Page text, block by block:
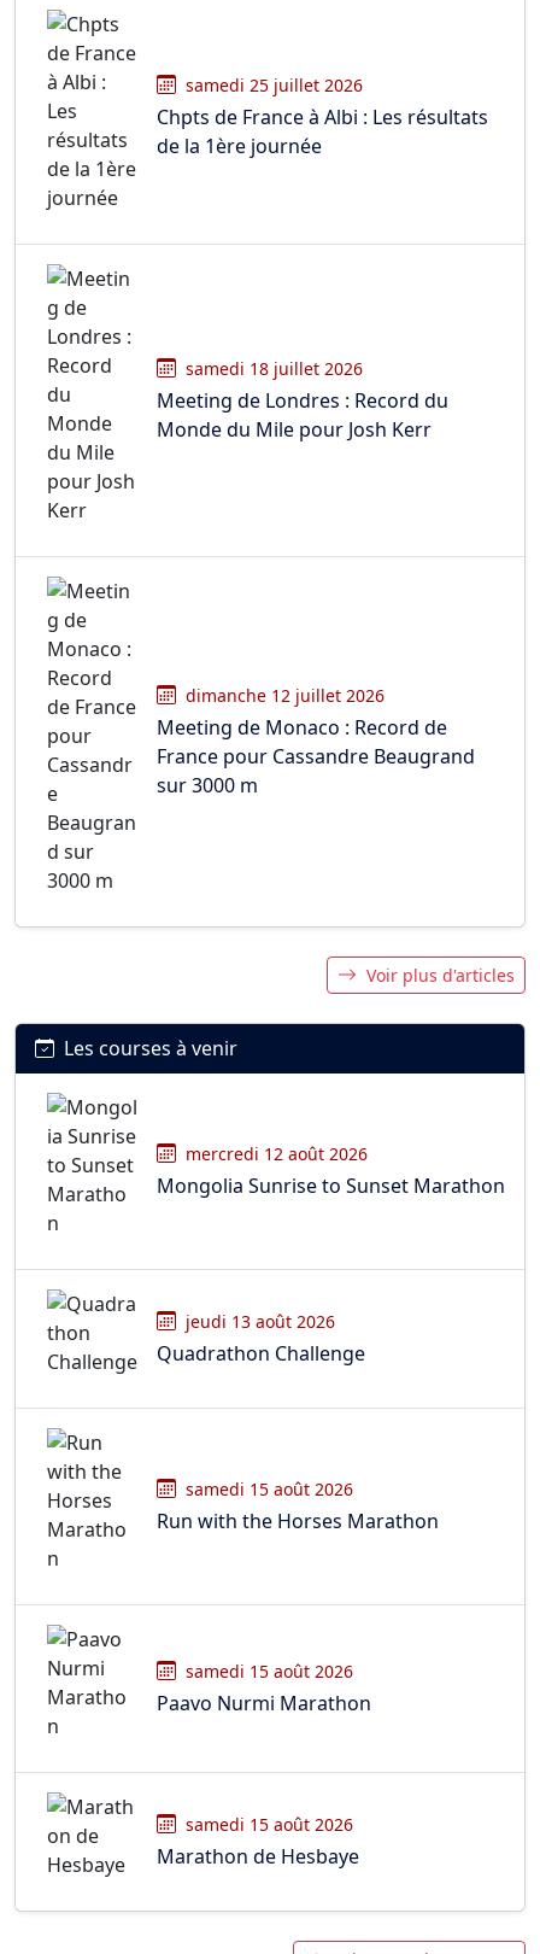
samedi 25 juillet 2026
Chpts de France à Albi : Les résultats
de la 1ère journée
samedi 18 juillet 2026
Meeting de Londres : Record du
Monde du Mile pour Josh Kerr
dimanche 12 juillet 2026
Meeting de Monaco : Record de
France pour Cassandre Beaugrand
sur 3000 m
Voir plus d'articles
Les courses à venir
mercredi 12 août 2026
Mongolia Sunrise to Sunset Marathon
jeudi 13 août 2026
Quadrathon Challenge
samedi 15 août 2026
Run with the Horses Marathon
samedi 15 août 2026
Paavo Nurmi Marathon
samedi 15 août 2026
Marathon de Hesbaye